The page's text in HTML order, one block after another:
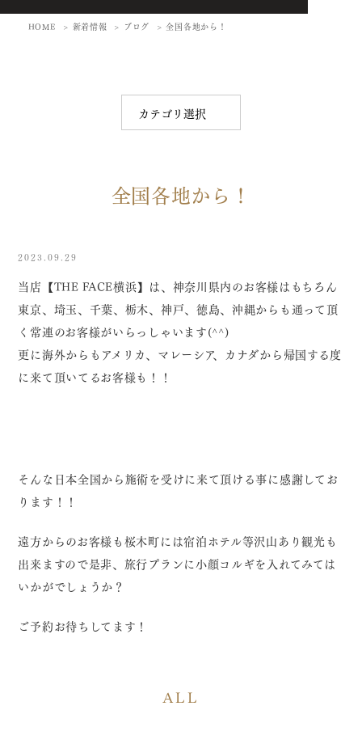
HOME 新着情報 ブログ 全国各地から！
全国各地から！
2023.09.29
当店【THE FACE横浜】は、神奈川県内のお客様はもちろん
東京、埼玉、千葉、栃木、神戸、徳島、沖縄からも通って頂
く常連のお客様がいらっしゃいます(^^)
更に海外からもアメリカ、マレーシア、カナダから帰国する度
に来て頂いてるお客様も！！
そんな日本全国から施術を受けに来て頂ける事に感謝してお
ります！！
遠方からのお客様も桜木町には宿泊ホテル等沢山あり観光も
出来ますので是非、旅行プランに小顔コルギを入れてみては
いかがでしょうか？
ご予約お待ちしてます！
ALL